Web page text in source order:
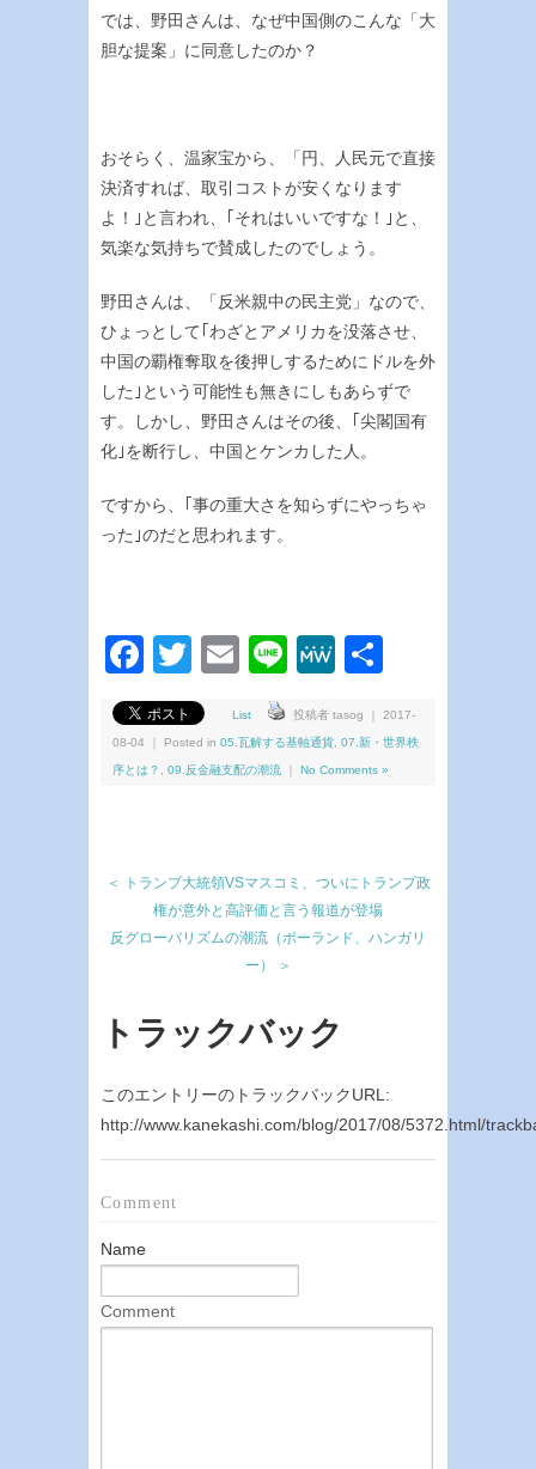
では、野田さんは、なぜ中国側のこんな「大
胆な提案」に同意したのか？
おそらく、温家宝から、「円、人民元で直接
決済すれば、取引コストが安くなります
よ！｣と言われ、｢それはいいですな！｣と、
気楽な気持ちで賛成したのでしょう。
野田さんは、「反米親中の民主党」なので、
ひょっとして｢わざとアメリカを没落させ、
中国の覇権奪取を後押しするためにドルを外
した｣という可能性も無きにしもあらずで
す。しかし、野田さんはその後、｢尖閣国有
化｣を断行し、中国とケンカした人。
ですから、｢事の重大さを知らずにやっちゃ
った｣のだと思われます。
Facebook
Twitter
EmailLineMeWe
List 投稿者 tasog ｜ 2017-
08-04 ｜ Posted in 05.瓦解する基軸通貨 07.新・世界秩
序とは？ 09.反金融支配の潮流 No Comments »
＜ トランプ大統領VSマスコミ、ついにトランプ政
権が意外と高評価と言う報道が登場
反グローバリズムの潮流（ポーランド、ハンガリ
ー） ＞
トラックバック
このエントリーのトラックバックURL:
http://www.kanekashi.com/blog/2017/08/5372.html/
Comment
Name
Comment